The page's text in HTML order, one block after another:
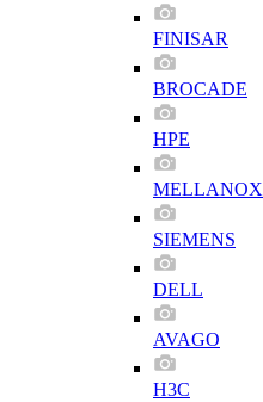
FINISAR
BROCADE
HPE
MELLANOX
SIEMENS
DELL
AVAGO
H3C